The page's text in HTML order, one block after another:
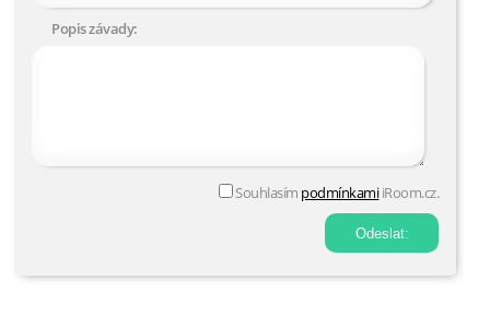
Popis závady:
Souhlasím podmínkami iRoom.cz.